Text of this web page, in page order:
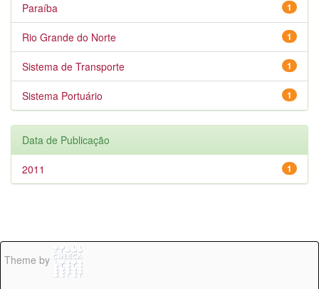
1
Paraíba
1
Rio Grande do Norte
1
Sistema de Transporte
1
Sistema Portuário
Data de Publicação
1
2011
Theme by